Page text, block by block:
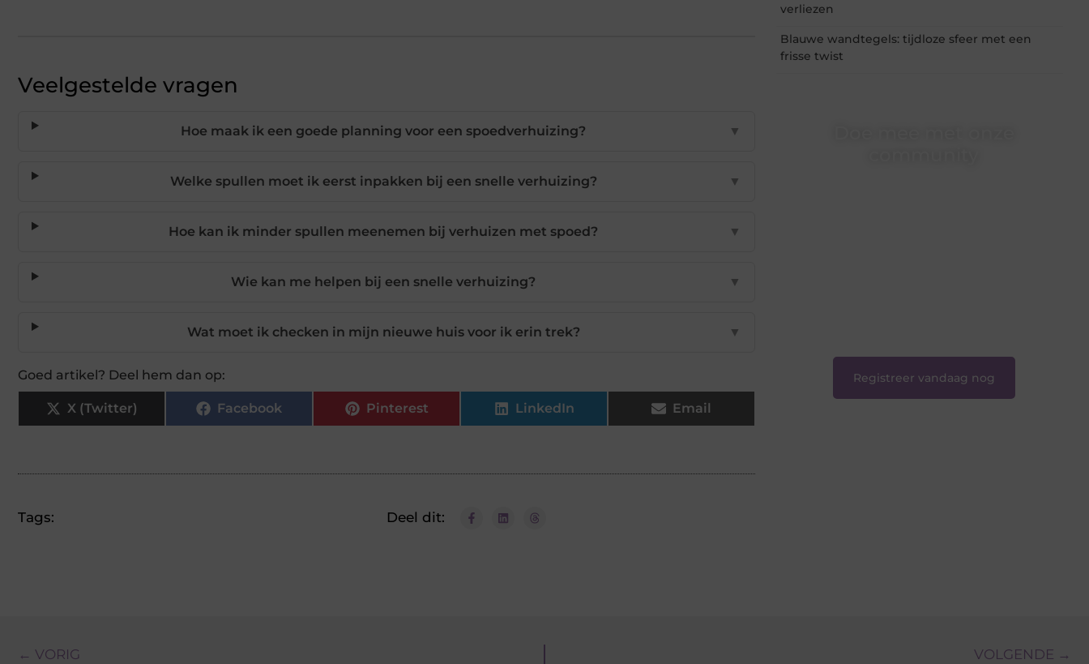
Veelgestelde vragen
Hoe maak ik een goede planning voor een spoedverhuizing? ▼
Welke spullen moet ik eerst inpakken bij een snelle verhuizing? ▼
Hoe kan ik minder spullen meenemen bij verhuizen met spoed? ▼
Wie kan me helpen bij een snelle verhuizing? ▼
Wat moet ik checken in mijn nieuwe huis voor ik erin trek? ▼
Goed artikel? Deel hem dan op:
X (Twitter) Facebook Pinterest LinkedIn Email
Tags: Deel dit:
verliezen
Blauwe wandtegels: tijdloze sfeer met een
frisse twist
Registreer vandaag nog
← VORIG VOLGENDE →